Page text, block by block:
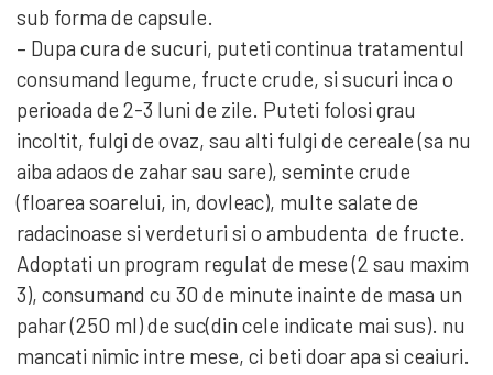
sub forma de capsule.
– Dupa cura de sucuri, puteti continua tratamentul
consumand legume, fructe crude, si sucuri inca o
perioada de 2-3 luni de zile. Puteti folosi grau
incoltit, fulgi de ovaz, sau alti fulgi de cereale (sa nu
aiba adaos de zahar sau sare), seminte crude
(floarea soarelui, in, dovleac), multe salate de
radacinoase si verdeturi si o ambudenta de fructe.
Adoptati un program regulat de mese (2 sau maxim
3), consumand cu 30 de minute inainte de masa un
pahar (250 ml) de suc(din cele indicate mai sus). nu
mancati nimic intre mese, ci beti doar apa si ceaiuri.